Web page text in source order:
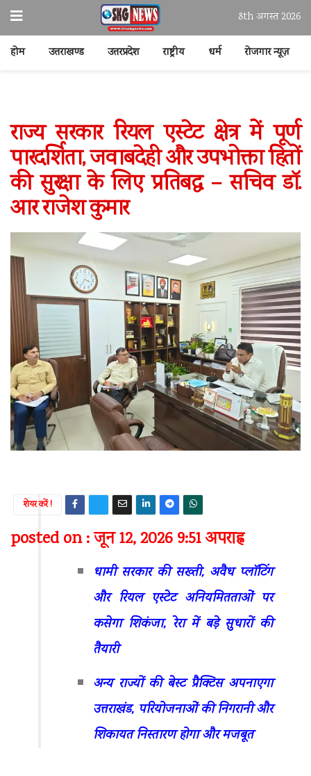
8th अगस्त 2026
होम उत्तराखण्ड उत्तरप्रदेश राष्ट्रीय धर्म रोजगार न्यूज़
राज्य सरकार रियल एस्टेट क्षेत्र में पूर्ण
पारदर्शिता, जवाबदेही और उपभोक्ता हितों
की सुरक्षा के लिए प्रतिबद्ध – सचिव डॉ.
आर राजेश कुमार
शेयर करें !
posted on : जून 12, 2026 9:51 अपराह्न
धामी सरकार की सख्ती, अवैध प्लॉटिंग
और रियल एस्टेट अनियमितताओं पर
कसेगा शिकंजा, रेरा में बड़े सुधारों की
तैयारी
अन्य राज्यों की बेस्ट प्रैक्टिस अपनाएगा
उत्तराखंड, परियोजनाओं की निगरानी और
शिकायत निस्तारण होगा और मजबूत